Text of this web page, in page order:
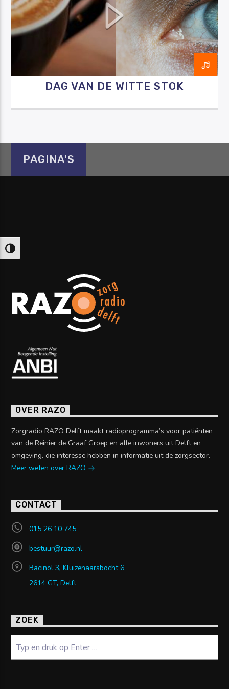
Keuze voor hoog contrast
Luister RAZO online
DAG VAN DE WITTE STOK
PAGINA'S
OVER RAZO
Zorgradio RAZO Delft maakt radioprogramma’s voor patiënten
van de Reinier de Graaf Groep en alle inwoners uit Delft en
omgeving, die interesse hebben in informatie uit de zorgsector.
Meer weten over RAZO
CONTACT
015 26 10 745
bestuur@razo.nl
Bacinol 3, Kluizenaarsbocht 6
2614 GT, Delft
ZOEK